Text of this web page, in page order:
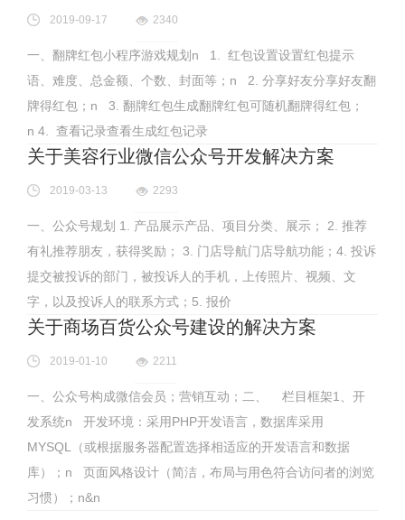
2019-09-17 2340
一、翻牌红包小程序游戏规划n 1. 红包设置设置红包提示
语、难度、总金额、个数、封面等；n 2. 分享好友分享好友翻
牌得红包；n 3. 翻牌红包生成翻牌红包可随机翻牌得红包；
n 4. 查看记录查看生成红包记录
关于美容行业微信公众号开发解决方案
2019-03-13 2293
一、公众号规划 1. 产品展示产品、项目分类、展示； 2. 推荐
有礼推荐朋友，获得奖励； 3. 门店导航门店导航功能；4. 投诉
提交被投诉的部门，被投诉人的手机，上传照片、视频、文
字，以及投诉人的联系方式；5. 报价
关于商场百货公众号建设的解决方案
2019-01-10 2211
一、公众号构成微信会员；营销互动；二、 栏目框架1、开
发系统n 开发环境：采用PHP开发语言，数据库采用
MYSQL（或根据服务器配置选择相适应的开发语言和数据
库）；n 页面风格设计（简洁，布局与用色符合访问者的浏览
习惯）；n&n